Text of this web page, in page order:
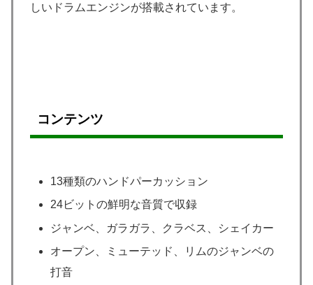
しいドラムエンジンが搭載されています。
コンテンツ
13種類のハンドパーカッション
24ビットの鮮明な音質で収録
ジャンベ、ガラガラ、クラベス、シェイカー
オープン、ミューテッド、リムのジャンベの
打音